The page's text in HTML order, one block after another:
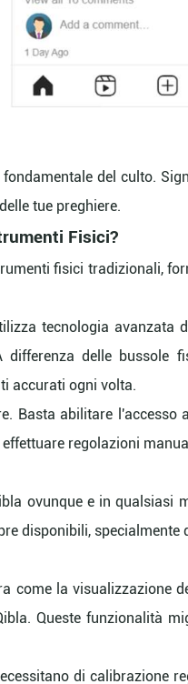
del culto.
tue preghiere.
Fisici?
fisici tradizionali,
tecnologia avanzata
delle bussole
accurati ogni volta.
Basta abilitare
regolazioni
ovunque e in qualsiasi
disponibili,
come la visualizzazione
Queste funzionalità
di calibrazione